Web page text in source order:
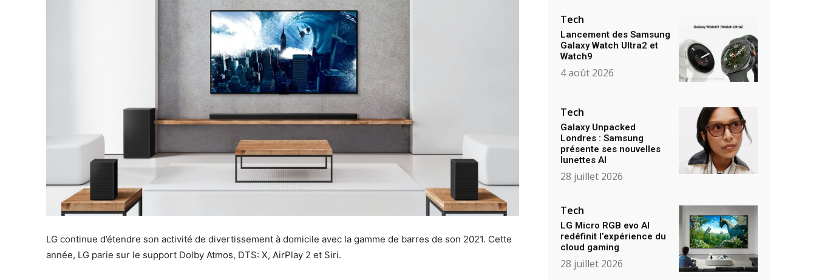
LG continue d’étendre son activité de divertissement à domicile avec la gamme de barres de son 2021. Cette
année, LG parie sur le support Dolby Atmos, DTS: X, AirPlay 2 et Siri.
Tech
Lancement des Samsung
Galaxy Watch Ultra2 et
Watch9
4 août 2026
Tech
Galaxy Unpacked
Londres : Samsung
présente ses nouvelles
lunettes AI
28 juillet 2026
Tech
LG Micro RGB evo AI
redéfinit l’expérience du
cloud gaming
28 juillet 2026